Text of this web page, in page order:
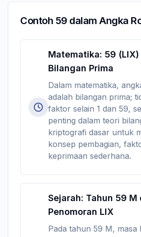
Contoh 59 dalam Angka
Matematika: 59
Bilangan Prima
Dalam matematika,
adalah bilangan prima;
faktor selain 1 dan 59,
penting dalam teori
kriptografi dasar untuk
konsep pembagian,
keprimaan sederhana.
Sejarah: Tahun 59 M
Penomoran LIX
Pada tahun 59 M, masa